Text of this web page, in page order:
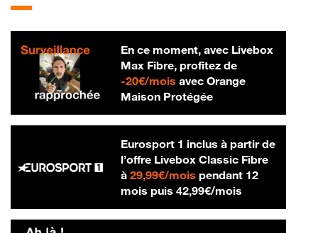
En ce moment, avec Livebox
Max Fibre, profitez de
-20€/mois20 € par mois
avec Orange
Maison Protégée
Eurosport 1 inclus à partir de
l’offre Livebox Classic Fibre
à 29,99€/mois29,99 € par mois
pendant 12
mois puis 42,99€/mois42,99 € par